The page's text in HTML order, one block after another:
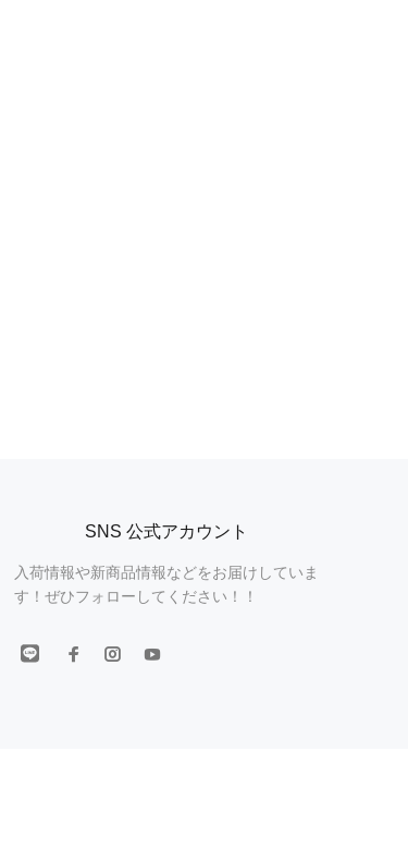
SNS 公式アカウント
入荷情報や新商品情報などをお届けしていま
す！ぜひフォローしてください！！